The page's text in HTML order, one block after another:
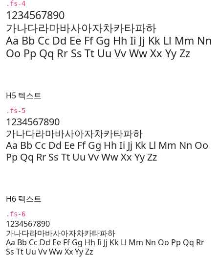
.fs-4
1234567890
가나다라마바사아자차카타파하
Aa Bb Cc Dd Ee Ff Gg Hh Ii Jj Kk Ll Mm Nn
Oo Pp Qq Rr Ss Tt Uu Vv Ww Xx Yy Zz
H5 텍스트
.fs-5
1234567890
가나다라마바사아자차카타파하
Aa Bb Cc Dd Ee Ff Gg Hh Ii Jj Kk Ll Mm Nn Oo
Pp Qq Rr Ss Tt Uu Vv Ww Xx Yy Zz
H6 텍스트
.fs-6
1234567890
가나다라마바사아자차카타파하
Aa Bb Cc Dd Ee Ff Gg Hh Ii Jj Kk Ll Mm Nn Oo Pp Qq Rr
Ss Tt Uu Vv Ww Xx Yy Zz